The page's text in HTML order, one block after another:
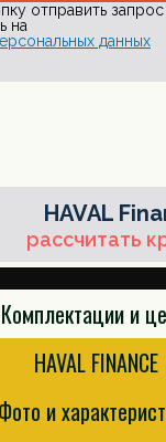
отправить
на
данных
HAVAL
рассчитать
Комплектации и
HAVAL FINANCE
Фото и